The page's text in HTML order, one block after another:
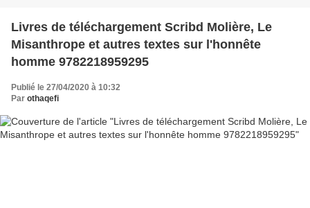
Livres de téléchargement Scribd Molière, Le
Misanthrope et autres textes sur l'honnête
homme 9782218959295
Publié le 27/04/2020 à 10:32
Par othaqefi